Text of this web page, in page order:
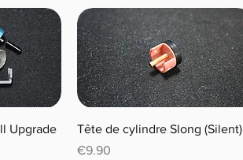
Upgrade
Tête de cylindre Slong (Silent)
Price
€9.90